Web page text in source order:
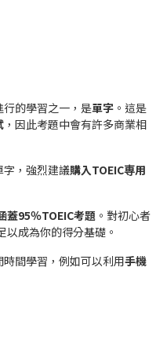
的學習之一，是單字 。這是
，因此考題中會有許多商業相
，強烈建議購入TOEIC専用
蓋95％TOEIC考題 。對初心者
以成為你的得分基礎。
間學習，例如可以利用手機